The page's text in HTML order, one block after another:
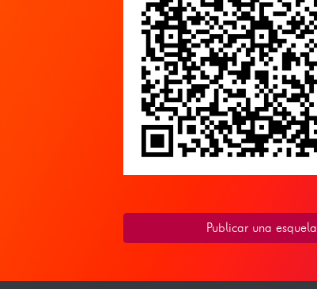
Publicar una esquela